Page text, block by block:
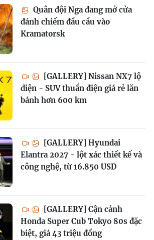
Quân đội Nga đang mở cửa
đánh chiếm đầu cầu vào
Kramatorsk
[GALLERY] Nissan NX7 lộ
diện - SUV thuần điện giá rẻ lăn
bánh hơn 600 km
[GALLERY] Hyundai
Elantra 2027 - lột xác thiết kế và
công nghệ, từ 16.850 USD
[GALLERY] Cận cảnh
Honda Super Cub Tokyo 80s đặc
biệt, giá 43 triệu đồng